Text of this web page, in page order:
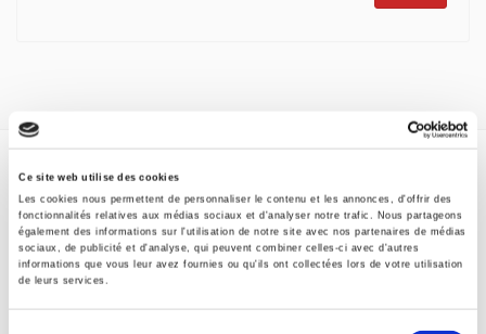
Ce site web utilise des cookies
Les cookies nous permettent de personnaliser le contenu et les annonces, d'offrir des
fonctionnalités relatives aux médias sociaux et d'analyser notre trafic. Nous partageons
également des informations sur l'utilisation de notre site avec nos partenaires de médias
sociaux, de publicité et d'analyse, qui peuvent combiner celles-ci avec d'autres
informations que vous leur avez fournies ou qu'ils ont collectées lors de votre utilisation
de leurs services.
Specifications
Formats
Contents